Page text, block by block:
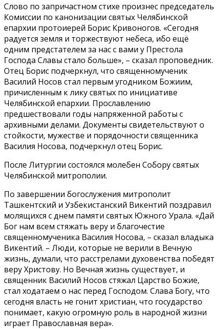
Слово по запричастном стихе произнес председатель
Комиссии по канонизации святых Челябинской
епархии протоиерей Борис Кривоногов. «Сегодня
радуется земля и торжествуют небеса, ибо ещё
одним предстателем за нас с вами у Престола
Господа Славы стало больше», – сказал проповедник.
Отец Борис подчеркнул, что священномученик
Василий Носов стал первым угодником Божиим,
причисленным к лику святых по инициативе
Челябинской епархии. Прославлению
предшествовали годы напряженной работы с
архивными делами. Документы свидетельствуют о
стойкости, мужестве и порядочности священника
Василия Носова, подчеркнул отец Борис.
После Литургии состоялся молебен Собору святых
Челябинской митрополии.
По завершении богослужения митрополит
Ташкентский и Узбекистанский Викентий поздравил
молящихся с днем памяти святых Южного Урала. «Дай
Бог нам всем стяжать веру и благочестие
священномученика Василия Носова, – сказал владыка
Викентий. – Люди, которые не верили в Вечную
жизнь, думали, что расстрелами духовенства победят
веру Христову. Но Вечная жизнь существует, и
священник Василий Носов стяжал Царство Божие,
стал ходатаем о нас перед Господом. Слава Богу, что
сегодня власть не гонит христиан, что государство
понимает, какую огромную роль в народной жизни
играет Православная вера».